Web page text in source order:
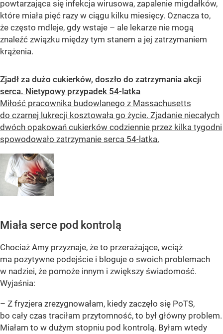
powtarzająca się infekcja wirusowa, zapalenie migdałków,
które miała pięć razy w ciągu kilku miesięcy. Oznacza to,
że często mdleje, gdy wstaje – ale lekarze nie mogą
znaleźć związku między tym stanem a jej zatrzymaniem
krążenia.
Zjadł za dużo cukierków, doszło do zatrzymania akcji
serca. Nietypowy przypadek 54-latka
Miłość pracownika budowlanego z Massachusetts
do czarnej lukrecji kosztowała go życie. Zjadanie niecałych
dwóch opakowań cukierków codziennie przez kilka tygodni
spowodowało zatrzymanie serca 54-latka.
Miała serce pod kontrolą
Chociaż Amy przyznaje, że to przerażające, wciąż
ma pozytywne podejście i bloguje o swoich problemach
w nadziei, że pomoże innym i zwiększy świadomość.
Wyjaśnia:
– Z fryzjera zrezygnowałam, kiedy zaczęło się PoTS,
bo cały czas traciłam przytomność, to był główny problem.
Miałam to w dużym stopniu pod kontrolą. Byłam wtedy